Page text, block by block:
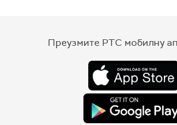
Преузмите РТС мобилну